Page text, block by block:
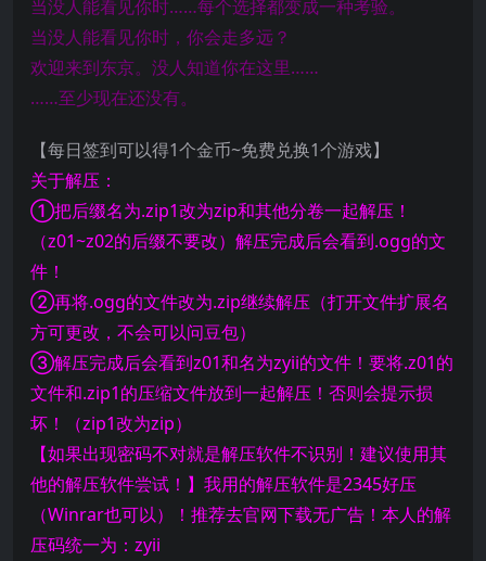
当没人能看见你时……每个选择都变成一种考验。
当没人能看见你时，你会走多远？
欢迎来到东京。没人知道你在这里……
……至少现在还没有。
【每日签到可以得1个金币~免费兑换1个游戏】
关于解压：
①把后缀名为.zip1改为zip和其他分卷一起解压！
（z01~z02的后缀不要改）解压完成后会看到.ogg的文
件！
②再将.ogg的文件改为.zip继续解压（打开文件扩展名
方可更改，不会可以问豆包）
③解压完成后会看到z01和名为zyii的文件！要将.z01的
文件和.zip1的压缩文件放到一起解压！否则会提示损
坏！（zip1改为zip）
【如果出现密码不对就是解压软件不识别！建议使用其
他的解压软件尝试！】我用的解压软件是2345好压
（Winrar也可以）！推荐去官网下载无广告！本人的解
压码统一为：zyii